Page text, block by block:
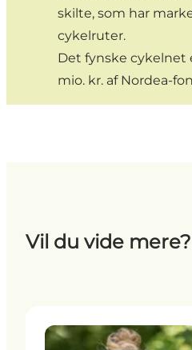
skilte, som har
cykelruter.
Det fynske
mio. kr. af Nordea-
Vil du vide mere?